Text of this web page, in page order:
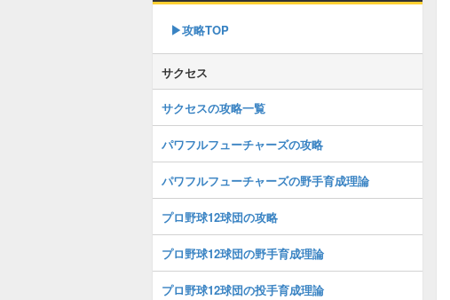
▶︎攻略TOP
サクセス
サクセスの攻略一覧
パワフルフューチャーズの攻略
パワフルフューチャーズの野手育成理論
プロ野球12球団の攻略
プロ野球12球団の野手育成理論
プロ野球12球団の投手育成理論